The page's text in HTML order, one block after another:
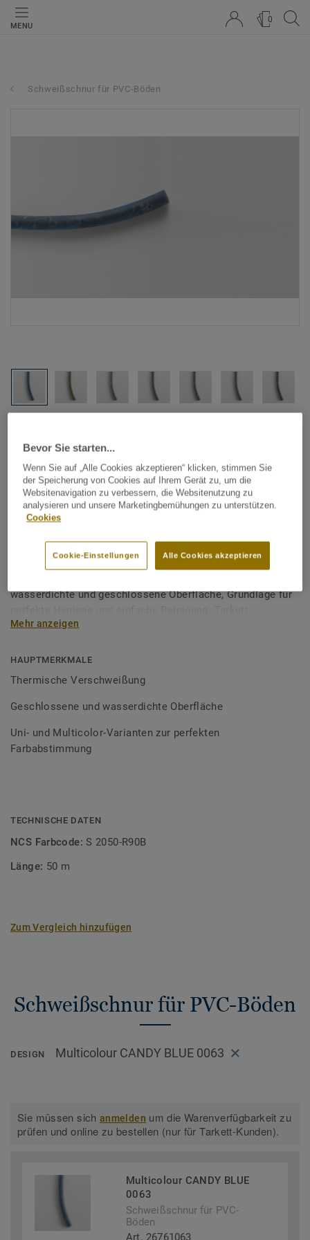
MENU
0
Schweißschnur für PVC-Böden
Tarkett Zubehör Komplettsortiment Schweißschnüre
Schweißschnur für PVC-Böden
- Multicolour CANDY BLUE
Schweißschnüre werden zur thermischen Verschweißung
wasserdichte und geschlossene Oberfläche, Grundlage für
Schweißschnüre sind erhältlich in den Varianten Uni und
Bodenbelagssortiment abgestimmt. Durch die Verwendung
von Kontrastfarben lassen sich auch besondere
Mehr anzeigen
HAUPTMERKMALE
Thermische Verschweißung
Geschlossene und wasserdichte Oberfläche
Uni- und Multicolor-Varianten zur perfekten
Farbabstimmung
TECHNISCHE DATEN
NCS Farbcode:S 2050-R90B
Länge: 50 m
Zum Vergleich hinzufügen
Schweißschnur für PVC-Böden
DESIGN Multicolour CANDY BLUE 0063
Sie müssen sichanmelden um die Warenverfügbarkeit zu
prüfen und online zu bestellen (nur für Tarkett-Kunden).
Multicolour CANDY BLUE
0063
Schweißschnur für PVC-
Böden
Art. 26761063
Bevor Sie starten...
Wenn Sie auf „Alle Cookies akzeptieren“ klicken, stimmen Sie
der Speicherung von Cookies auf Ihrem Gerät zu, um die
Websitenavigation zu verbessern, die Websitenutzung zu
analysieren und unsere Marketingbemühungen zu unterstützen.
Cookies
Alle Cookies akzeptieren
Cookie-Einstellungen